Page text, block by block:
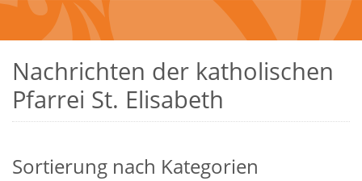
Nachrichten der katholischen
Pfarrei St. Elisabeth
Sortierung nach Kategorien